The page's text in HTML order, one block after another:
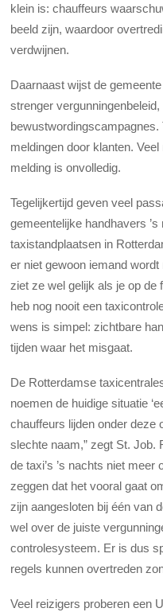
klein is: chauffeurs
beeld zijn, waardoor
verdwijnen.
Daarnaast wijst de
strenger
meldingen door klanten.
melding is onvolledig.
Tegelijkertijd geven veel
gemeentelijke handhavers
taxistandplaatsen in
er niet gewoon iemand
ziet ze wel gelijk als je op de
heb nog nooit een
wens is simpel: zichtbare
tijden waar het misgaat.
De Rotterdamse
noemen de huidige situatie
chauffeurs lijden onder deze
slechte naam,” zegt St. Job.
de taxi’s ’s nachts niet
zeggen dat het vooral gaat
zijn aangesloten bij één van
wel over de juiste
controlesysteem. Er is dus
regels kunnen overtreden
Veel reizigers proberen een